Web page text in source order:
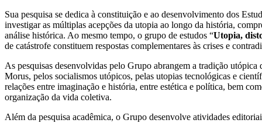
Sua pesquisa se dedica à constituição e ao desenvolvimento dos
investigar as múltiplas acepções da utopia ao longo da história,
análise histórica. Ao mesmo tempo, o grupo de estudos “Utopia,
de catástrofe constituem respostas complementares às crises e
As pesquisas desenvolvidas pelo Grupo abrangem a tradição utópica
Morus, pelos socialismos utópicos, pelas utopias tecnológicas e
relações entre imaginação e história, entre estética e política, bem
organização da vida coletiva.
Além da pesquisa acadêmica, o Grupo desenvolve atividades